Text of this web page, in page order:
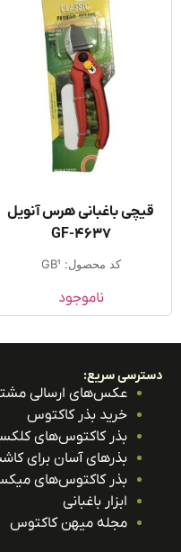
باغبانی هرس آنویل
GF-4637
کد محصول: GB1
ناموجود
سریع:
عکس‌های ارسالی مشتریان
خرید بذر کاکتوس
بذر کاکتوس‌های کلکسیونی
بذرهای آسان برای کاشت
بذر کاکتوس‌های میکس
ابزار باغبانی
مجله میهن کاکتوس